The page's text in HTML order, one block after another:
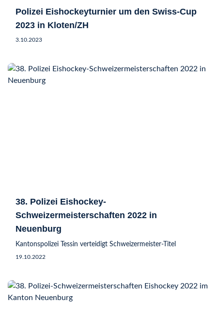
Polizei Eishockeyturnier um den Swiss-Cup
2023 in Kloten/ZH
3.10.2023
38. Polizei Eishockey-
Schweizermeisterschaften 2022 in
Neuenburg
Kantonspolizei Tessin verteidigt Schweizermeister-Titel
19.10.2022